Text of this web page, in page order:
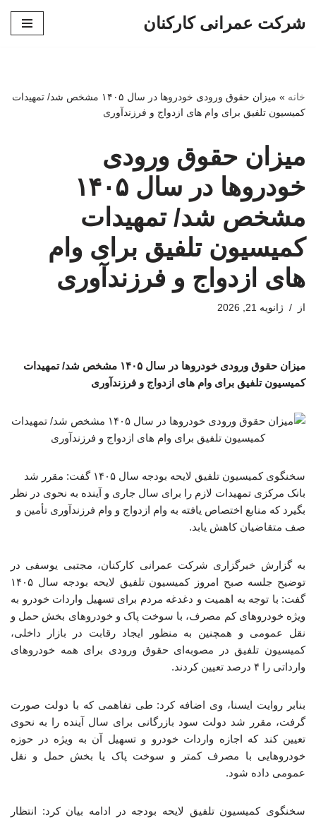
شرکت عمرانی کارکنان
خانه »
میزان حقوق ورودی خودروها در سال ۱۴۰۵ مشخص شد/ تمهیدات
کمیسیون تلفیق برای وام های ازدواج و فرزندآوری
میزان حقوق ورودی
خودروها در سال ۱۴۰۵
مشخص شد/ تمهیدات
کمیسیون تلفیق برای وام
های ازدواج و فرزندآوری
از ژانویه 21, 2026
میزان حقوق ورودی خودروها در سال ۱۴۰۵ مشخص شد/ تمهیدات
کمیسیون تلفیق برای وام های ازدواج و فرزندآوری
سخنگوی کمیسیون تلفیق لایحه بودجه سال ۱۴۰۵ گفت: مقرر شد
بانک مرکزی تمهیدات لازم را برای سال جاری و آینده به نحوی در نظر
بگیرد که منابع اختصاص یافته به وام ازدواج و وام فرزندآوری تأمین و
صف متقاضیان کاهش یابد.
به گزارش خبرگزاری شرکت عمرانی کارکنان، مجتبی یوسفی در
توضیح جلسه صبح امروز کمیسیون تلفیق لایحه بودجه سال ۱۴۰۵
گفت: با توجه به اهمیت و دغدغه مردم برای تسهیل واردات خودرو به
ویژه خودروهای کم مصرف، با سوخت پاک و خودروهای بخش حمل و
نقل عمومی و همچنین به منظور ایجاد رقابت در بازار داخلی،
کمیسیون تلفیق در مصوبه‌ای حقوق ورودی برای همه خودروهای
وارداتی را ۴ درصد تعیین کردند.
بنابر روایت ایسنا، وی اضافه کرد: طی تفاهمی که با دولت صورت
گرفت، مقرر شد دولت سود بازرگانی برای سال آینده را به نحوی
تعیین کند که اجازه واردات خودرو و تسهیل آن به ویژه در حوزه
خودروهایی با مصرف کمتر و سوخت پاک یا بخش حمل و نقل
عمومی داده شود.
سخنگوی کمیسیون تلفیق لایحه بودجه در ادامه بیان کرد: انتظار